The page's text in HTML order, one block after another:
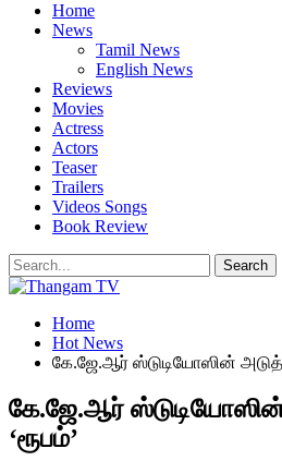
Home
News
Tamil News
English News
Reviews
Movies
Actress
Actors
Teaser
Trailers
Videos Songs
Book Review
Home
Hot News
கே.ஜே.ஆர் ஸ்டுடியோஸின் அடுத்த
கே.ஜே.ஆர்
‘ரூபம்’